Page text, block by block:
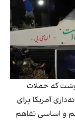
که حملات
خزانه‌داری آمریکا برای
و اساسی تفاهم